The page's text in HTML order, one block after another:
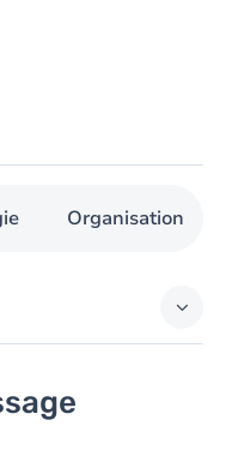
Organisation